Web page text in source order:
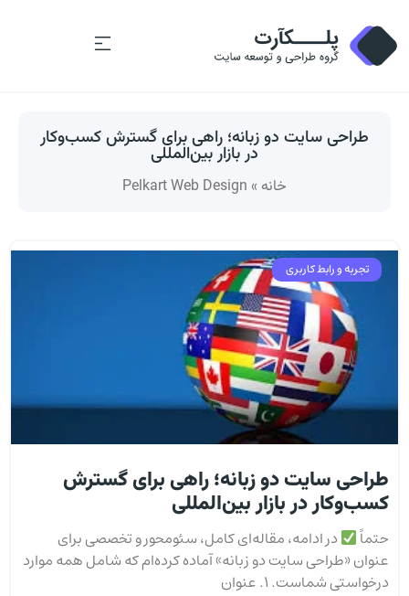
طراحی سایت دو زبانه؛ راهی برای گسترش کسب‌وکار
در بازار بین‌المللی
خانه »
Pelkart Web Design
تجربه و رابط کاربری
طراحی سایت دو زبانه؛ راهی برای گسترش
کسب‌وکار در بازار بین‌المللی
حتماً
در ادامه، مقاله‌ای کامل، سئو‌محور و تخصصی برای
عنوان «طراحی سایت دو زبانه» آماده کرده‌ام که شامل همه موارد
درخواستی شماست. ۱. عنوان